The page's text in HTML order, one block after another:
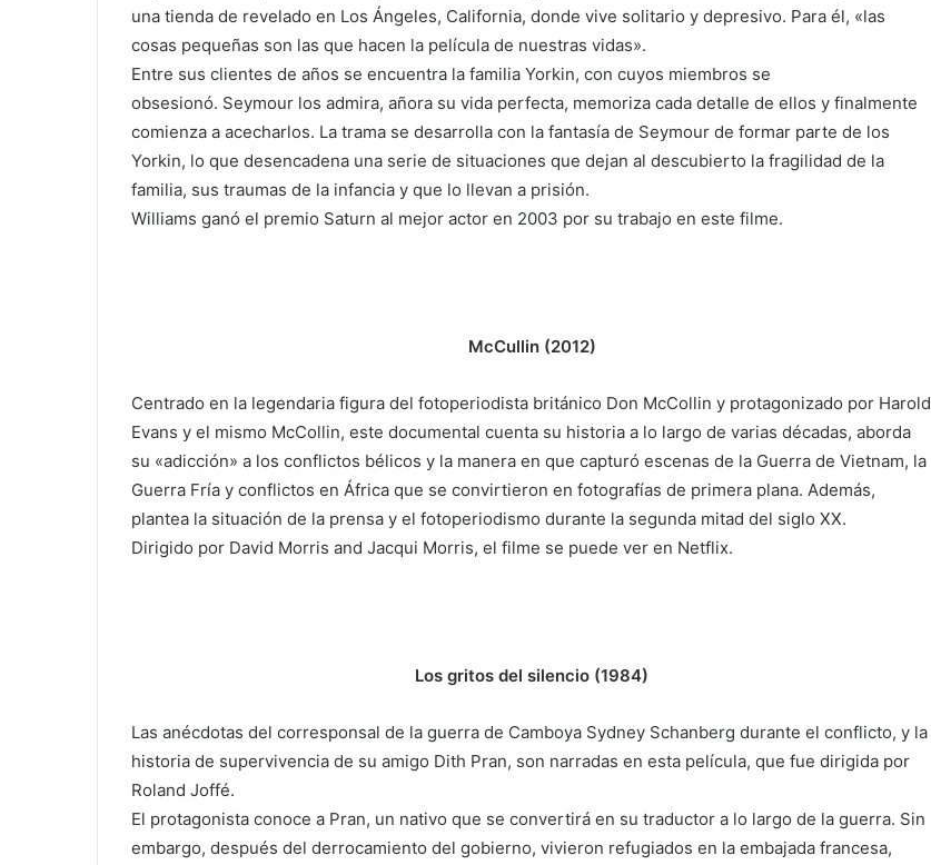
una tienda de revelado en Los Ángeles, California, donde vive solitario y depresivo. Para él, «las
cosas pequeñas son las que hacen la película de nuestras vidas».
Entre sus clientes de años se encuentra la familia Yorkin, con cuyos miembros se
obsesionó. Seymour los admira, añora su vida perfecta, memoriza cada detalle de ellos y finalmente
comienza a acecharlos. La trama se desarrolla con la fantasía de Seymour de formar parte de los
Yorkin, lo que desencadena una serie de situaciones que dejan al descubierto la fragilidad de la
familia, sus traumas de la infancia y que lo llevan a prisión.
Williams ganó el premio Saturn al mejor actor en 2003 por su trabajo en este filme.
McCullin (2012)
Centrado en la legendaria figura del fotoperiodista británico Don McCollin y protagonizado por Harold
Evans y el mismo McCollin, este documental cuenta su historia a lo largo de varias décadas, aborda
su «adicción» a los conflictos bélicos y la manera en que capturó escenas de la Guerra de Vietnam, la
Guerra Fría y conflictos en África que se convirtieron en fotografías de primera plana. Además,
plantea la situación de la prensa y el fotoperiodismo durante la segunda mitad del siglo XX.
Dirigido por David Morris and Jacqui Morris, el filme se puede ver en Netflix.
Los gritos del silencio (1984)
Las anécdotas del corresponsal de la guerra de Camboya Sydney Schanberg durante el conflicto, y la
historia de supervivencia de su amigo Dith Pran, son narradas en esta película, que fue dirigida por
Roland Joffé.
El protagonista conoce a Pran, un nativo que se convertirá en su traductor a lo largo de la guerra. Sin
embargo, después del derrocamiento del gobierno, vivieron refugiados en la embajada francesa,